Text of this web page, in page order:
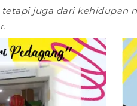
juga dari kehidupan